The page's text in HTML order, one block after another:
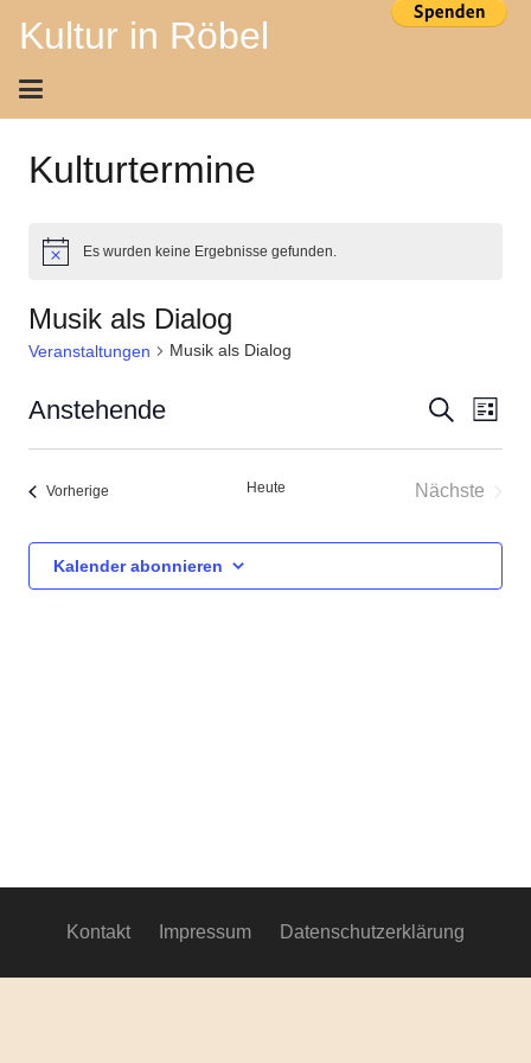
Kultur in Röbel
Kulturtermine
HinweisEs wurden keine Ergebnisse gefunden.
Musik als Dialog
Veranstaltungen Musik als Dialog
Suche
und
Suche
Liste
Anstehende
Datum
Vorherige Heute
Nächste
Kalender abonnieren
Kontakt Impressum Datenschutzerklärung